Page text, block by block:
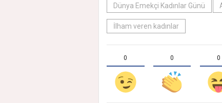
Dünya Emekçi Kadınlar Günü
İlham veren kadınlar
0 0 0